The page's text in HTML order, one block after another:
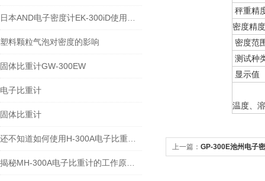
塑料颗粒气泡对密度的影响
固体比重计GW-300EW
电子比重计
固体比重计
秤重精
密度精度
密度范
测试种
显示值
温度、
上一篇： GP-300E池州电子